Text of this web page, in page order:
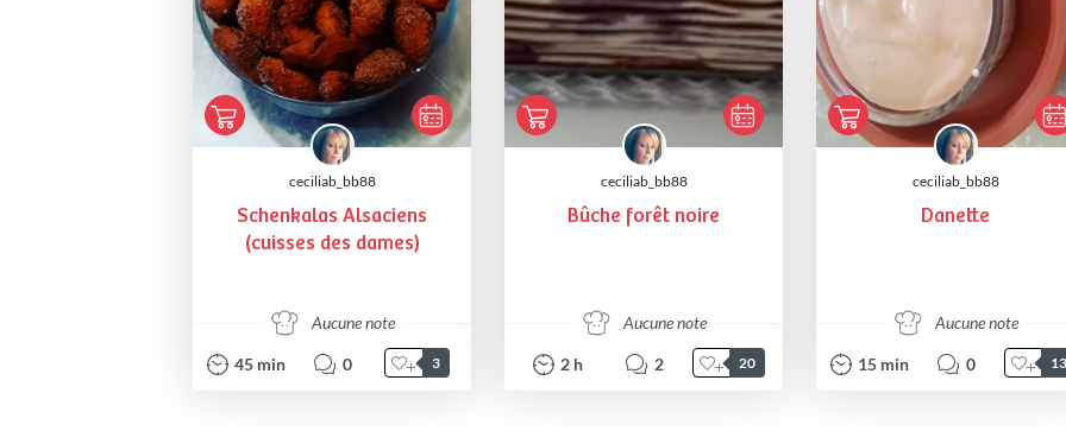
ceciliab_bb88
Schenkalas Alsaciens
(cuisses des dames)
Aucune note
45 min 0 3
ceciliab_bb88
Bûche forêt noire
Aucune note
2 h 2 20
ceciliab_bb88
Danette
Aucune note
15 min 0